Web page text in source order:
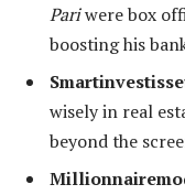
Pariwere box
boosting his
wisely in real
beyond the